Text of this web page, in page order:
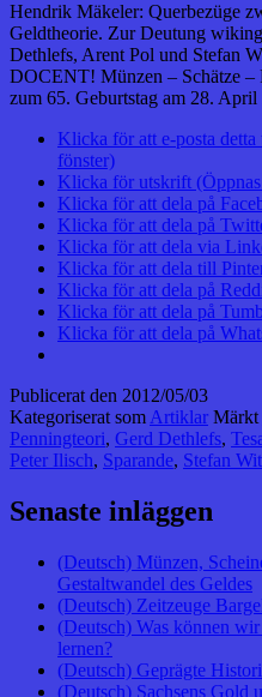
Hendrik Mäkeler: Querbezüge
Geldtheorie. Zur Deutung
Dethlefs, Arent Pol und Stefan
DOCENT! Münzen – Schätze –
zum 65. Geburtstag am 28.
Klicka för att e-posta
fönster)
Klicka för utskrift
Klicka för att dela på
Klicka för att dela på
Klicka för att dela via
Klicka för att dela till
Klicka för att dela på
Klicka för att dela på
Klicka för att dela på
Publicerat den 2012/05/03
Kategoriserat somArtiklar Märkt
Penningteori, Gerd Dethlefs,
Peter Ilisch, Sparande, Stefan
Senaste inläggen
(Deutsch) Münzen,
Gestaltwandel des Geldes
(Deutsch) Zeitzeuge
(Deutsch) Was können
lernen?
(Deutsch) Geprägte
(Deutsch) Sachsens Gold